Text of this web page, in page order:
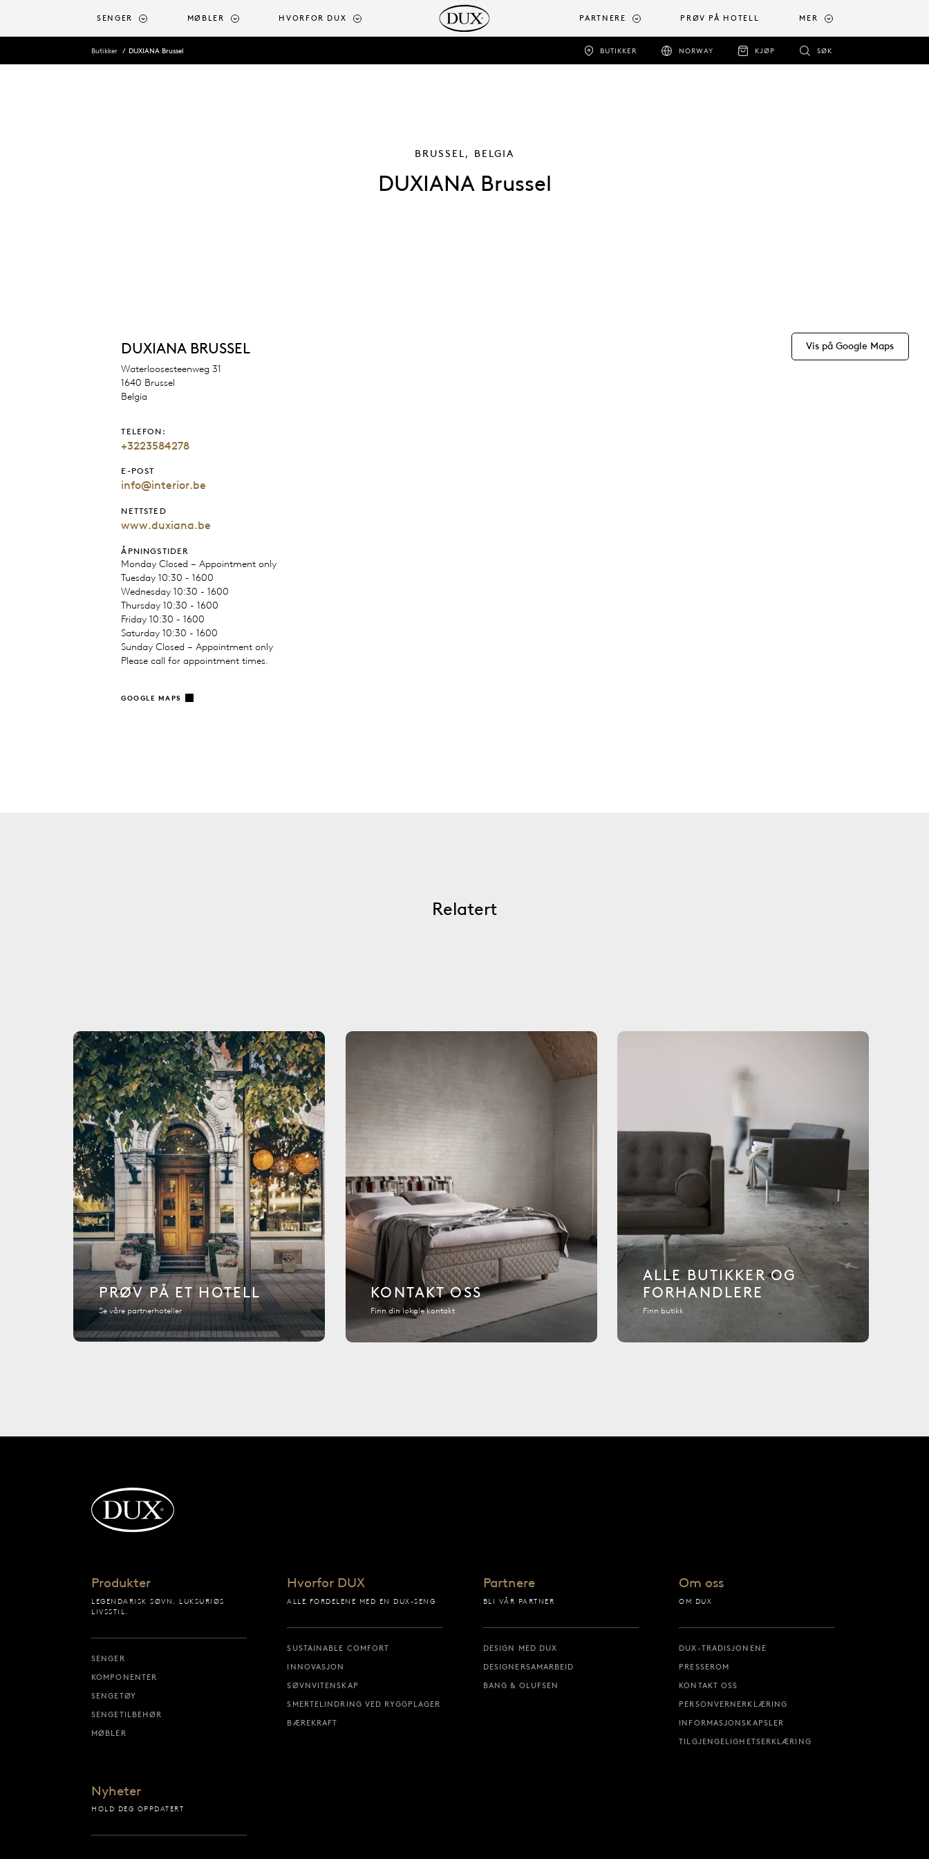
SENGER MØBLER HVORFOR DUX PARTNERE PRØV PÅ HOTELL MER
BUTIKKER NORWAY KJØP SØK
Butikker DUXIANA Brussel
BRUSSEL, BELGIA
DUXIANA Brussel
DUXIANA BRUSSEL
Waterloosesteenweg 31
1640 Brussel
Belgia
TELEFON:
+3223584278
E-POST
info@interior.be
NETTSTED
www.duxiana.be
ÅPNINGSTIDER
Monday Closed – Appointment only
Tuesday 10:30 - 1600
Wednesday 10:30 - 1600
Thursday 10:30 - 1600
Friday 10:30 - 1600
Saturday 10:30 - 1600
Sunday Closed – Appointment only
Please call for appointment times.
GOOGLE MAPS
Vis på Google Maps
Relatert
PRØV PÅ ET HOTELL
Se våre partnerhoteller
KONTAKT OSS
Finn din lokale kontakt
ALLE BUTIKKER OG
FORHANDLERE
Finn butikk
Produkter
LEGENDARISK SØVN. LUKSURIØS
LIVSSTIL.
SENGER
KOMPONENTER
SENGETØY
SENGETILBEHØR
MØBLER
Hvorfor DUX
ALLE FORDELENE MED EN DUX-SENG
SUSTAINABLE COMFORT
INNOVASJON
SØVNVITENSKAP
SMERTELINDRING VED RYGGPLAGER
BÆREKRAFT
Partnere
BLI VÅR PARTNER
DESIGN MED DUX
DESIGNERSAMARBEID
BANG & OLUFSEN
Om oss
OM DUX
DUX-TRADISJONENE
PRESSEROM
KONTAKT OSS
PERSONVERNERKLÆRING
INFORMASJONSKAPSLER
TILGJENGELIGHETSERKLÆRING
Nyheter
HOLD DEG OPPDATERT